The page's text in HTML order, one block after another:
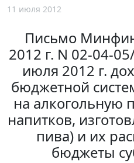
11 июля 2012
Письмо
2012 г. N 02-04-
июля 2012 г.
бюджетной
на алкогольную
напитков,
пива) и их
бюджеты